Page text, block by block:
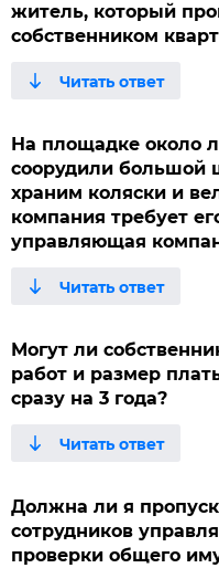
житель, который
собственником
На площадке около
соорудили большой
храним коляски и
компания требует
управляющая
Могут ли
работ и размер
сразу на 3 года?
Должна ли я
сотрудников
проверки общего